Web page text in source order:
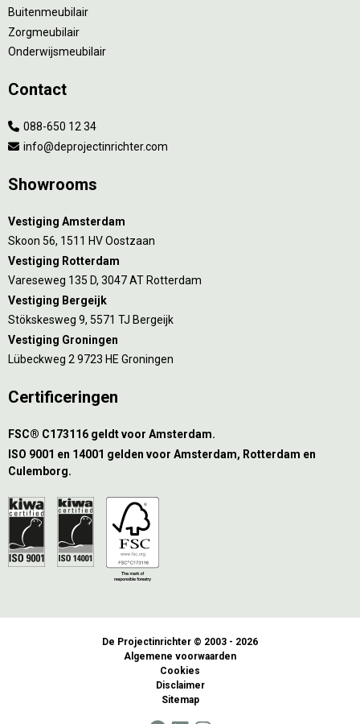
Buitenmeubilair
Zorgmeubilair
Onderwijsmeubilair
Contact
088-650 12 34
info@deprojectinrichter.com
Showrooms
Vestiging Amsterdam
Skoon 56, 1511 HV Oostzaan
Vestiging Rotterdam
Vareseweg 135 D, 3047 AT Rotterdam
Vestiging Bergeijk
Stökskesweg 9, 5571 TJ Bergeijk
Vestiging Groningen
Lübeckweg 2 9723 HE Groningen
Certificeringen
FSC® C173116 geldt voor Amsterdam.
ISO 9001 en 14001 gelden voor Amsterdam, Rotterdam en
Culemborg.
De Projectinrichter © 2003 - 2026
Algemene voorwaarden
Cookies
Disclaimer
Sitemap